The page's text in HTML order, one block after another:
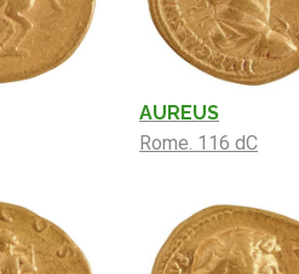
AUREUS
Rome. 116 dC